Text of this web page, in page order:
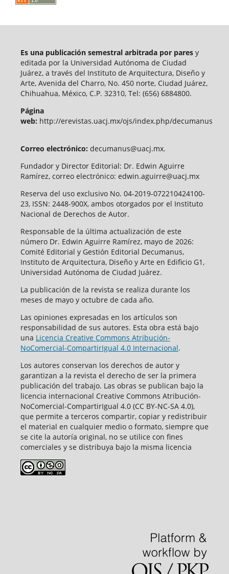
Es una publicación semestral arbitrada por pares y
editada por la Universidad Autónoma de Ciudad
Juárez, a través del Instituto de Arquitectura, Diseño y
Arte, Avenida del Charro, No. 450 norte, Ciudad Juárez,
Chihuahua, México, C.P. 32310, Tel: (656) 6884800.
Página
web: http://erevistas.uacj.mx/ojs/index.php/decumanus
Correo electrónico: decumanus@uacj.mx.
Fundador y Director Editorial: Dr. Edwin Aguirre
Ramírez, correo electrónico: edwin.aguirre@uacj.mx
Reserva del uso exclusivo No. 04-2019-072210424100-
23, ISSN: 2448-900X, ambos otorgados por el Instituto
Nacional de Derechos de Autor.
Responsable de la última actualización de este
número Dr. Edwin Aguirre Ramírez, mayo de 2026:
Comité Editorial y Gestión Editorial Decumanus,
Instituto de Arquitectura, Diseño y Arte en Edificio G1,
Universidad Autónoma de Ciudad Juárez.
La publicación de la revista se realiza durante los
meses de mayo y octubre de cada año.
Las opiniones expresadas en los artículos son
responsabilidad de sus autores. Esta obra está bajo
una Licencia Creative Commons Atribución-
NoComercial-CompartirIgual 4.0 Internacional.
Los autores conservan los derechos de autor y
garantizan a la revista el derecho de ser la primera
publicación del trabajo. Las obras se publican bajo la
licencia internacional Creative Commons Atribución-
NoComercial-CompartirIgual 4.0 (CC BY-NC-SA 4.0),
que permite a terceros compartir, copiar y redistribuir
el material en cualquier medio o formato, siempre que
se cite la autoría original, no se utilice con fines
comerciales y se distribuya bajo la misma licencia